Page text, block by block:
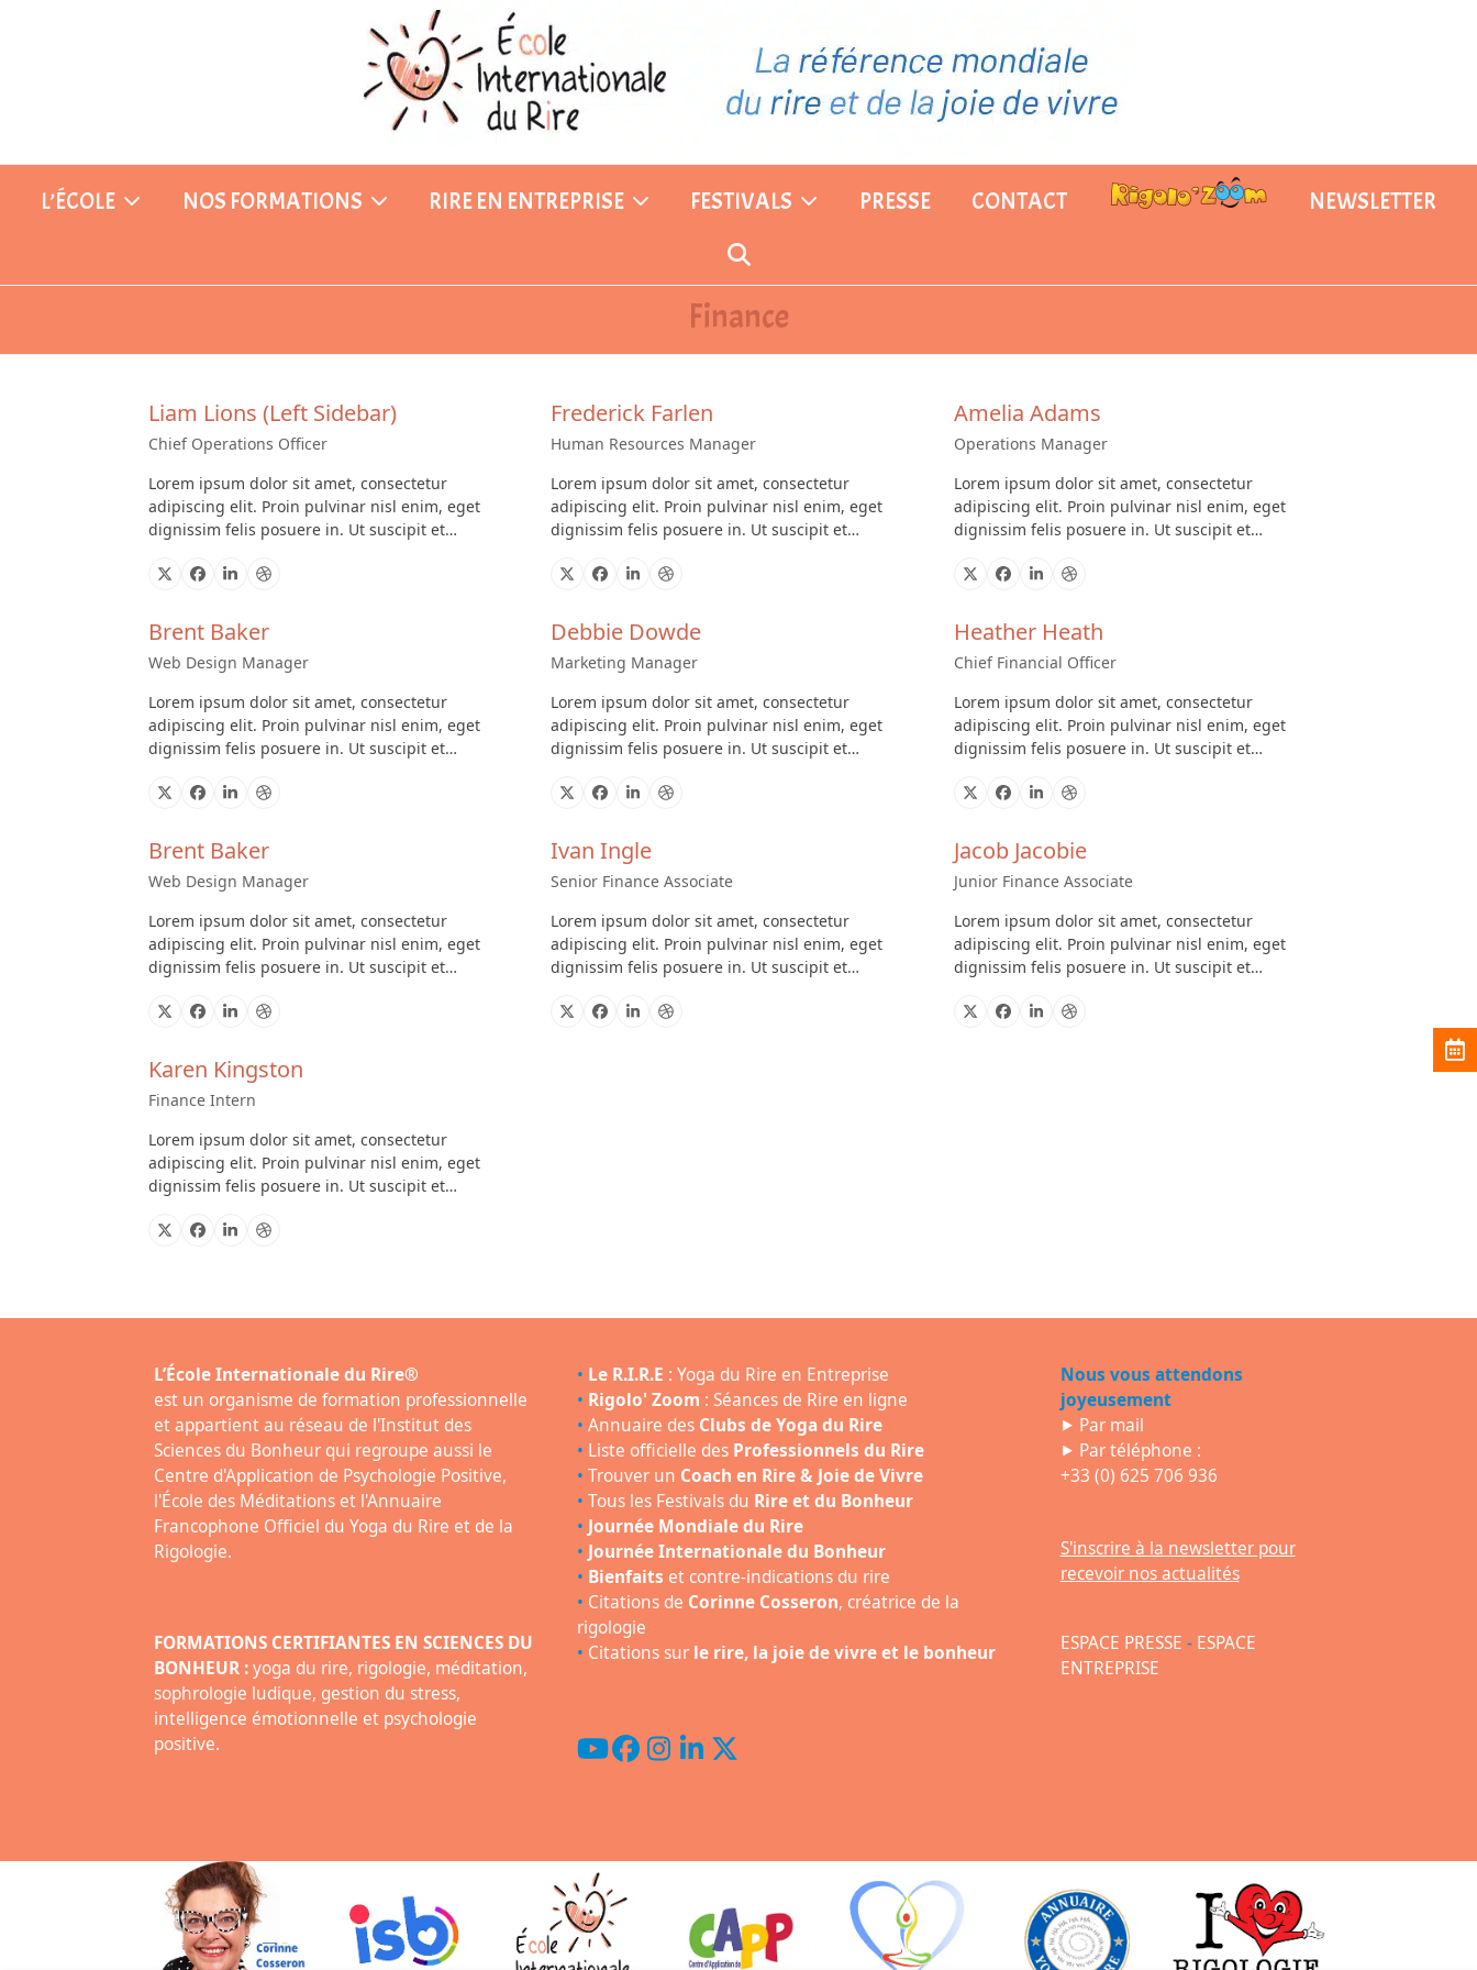
L’ÉCOLE NOS FORMATIONS RIRE EN ENTREPRISE FESTIVALS PRESSE CONTACT NEWSLETTER
Finance
Liam Lions (Left Sidebar)
Chief Operations Officer
Lorem ipsum dolor sit amet, consectetur
adipiscing elit. Proin pulvinar nisl enim, eget
dignissim felis posuere in. Ut suscipit et…
X Facebook
LinkedinDribbble
Frederick Farlen
Human Resources Manager
Lorem ipsum dolor sit amet, consectetur
adipiscing elit. Proin pulvinar nisl enim, eget
dignissim felis posuere in. Ut suscipit et…
X Facebook
LinkedinDribbble
Amelia Adams
Operations Manager
Lorem ipsum dolor sit amet, consectetur
adipiscing elit. Proin pulvinar nisl enim, eget
dignissim felis posuere in. Ut suscipit et…
X Facebook
LinkedinDribbble
Brent Baker
Web Design Manager
Lorem ipsum dolor sit amet, consectetur
adipiscing elit. Proin pulvinar nisl enim, eget
dignissim felis posuere in. Ut suscipit et…
X Facebook
LinkedinDribbble
Debbie Dowde
Marketing Manager
Lorem ipsum dolor sit amet, consectetur
adipiscing elit. Proin pulvinar nisl enim, eget
dignissim felis posuere in. Ut suscipit et…
X Facebook
LinkedinDribbble
Heather Heath
Chief Financial Officer
Lorem ipsum dolor sit amet, consectetur
adipiscing elit. Proin pulvinar nisl enim, eget
dignissim felis posuere in. Ut suscipit et…
X Facebook
LinkedinDribbble
Brent Baker
Web Design Manager
Lorem ipsum dolor sit amet, consectetur
adipiscing elit. Proin pulvinar nisl enim, eget
dignissim felis posuere in. Ut suscipit et…
X Facebook
LinkedinDribbble
Ivan Ingle
Senior Finance Associate
Lorem ipsum dolor sit amet, consectetur
adipiscing elit. Proin pulvinar nisl enim, eget
dignissim felis posuere in. Ut suscipit et…
X Facebook
LinkedinDribbble
Jacob Jacobie
Junior Finance Associate
Lorem ipsum dolor sit amet, consectetur
adipiscing elit. Proin pulvinar nisl enim, eget
dignissim felis posuere in. Ut suscipit et…
X Facebook
LinkedinDribbble
Karen Kingston
Finance Intern
Lorem ipsum dolor sit amet, consectetur
adipiscing elit. Proin pulvinar nisl enim, eget
dignissim felis posuere in. Ut suscipit et…
X Facebook
LinkedinDribbble
L’École Internationale du Rire®
est un organisme de formation professionnelle
et appartient au réseau de l'Institut des
Sciences du Bonheur qui regroupe aussi le
Centre d'Application de Psychologie Positive,
l'École des Méditations et l'Annuaire
Francophone Officiel du Yoga du Rire et de la
Rigologie.
FORMATIONS CERTIFIANTES EN SCIENCES DU
BONHEUR :yoga du rire, rigologie, méditation,
sophrologie ludique, gestion du stress,
intelligence émotionnelle et psychologie
positive.
• Le R.I.R.E : Yoga du Rire en Entreprise
• Rigolo' Zoom : Séances de Rire en ligne
• Annuaire des Clubs de Yoga du Rire
• Liste officielle des Professionnels du Rire
• Trouver un Coach en Rire & Joie de Vivre
• Tous les Festivals du Rire et du Bonheur
• Journée Mondiale du Rire
• Journée Internationale du Bonheur
• Bienfaits et contre-indications du rire
• Citations de Corinne Cosseron, créatrice de la
rigologie
• Citations sur le rire, la joie de vivre et le bonheur
YouTube
Facebook
Instagram
LinkedIn
Twitter
Nous vous attendons
joyeusement
⯈ Par mail
⯈ Par téléphone :
+33 (0) 625 706 936
S'inscrire à la newsletter pour
recevoir nos actualités
ESPACE PRESSE - ESPACE
ENTREPRISE